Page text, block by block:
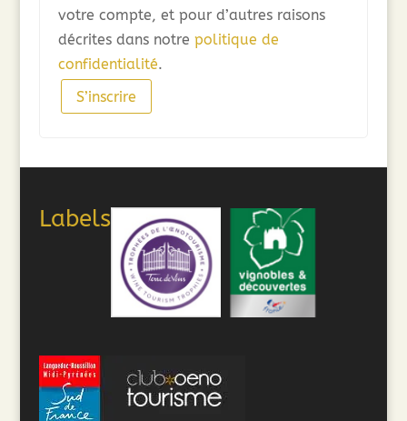
votre compte, et pour d’autres raisons
décrites dans notre politique de
confidentialité.
S’inscrire
Labels